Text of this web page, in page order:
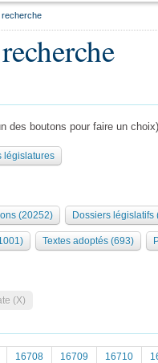
Bureau Collège des
recherche
des boutons pour faire un choix)
législatures
(20252) Dossiers législatifs
Textes adoptés (693)
(X)
16708 16709 16710